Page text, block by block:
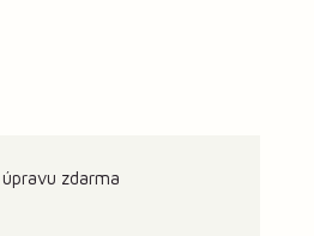
zdarma